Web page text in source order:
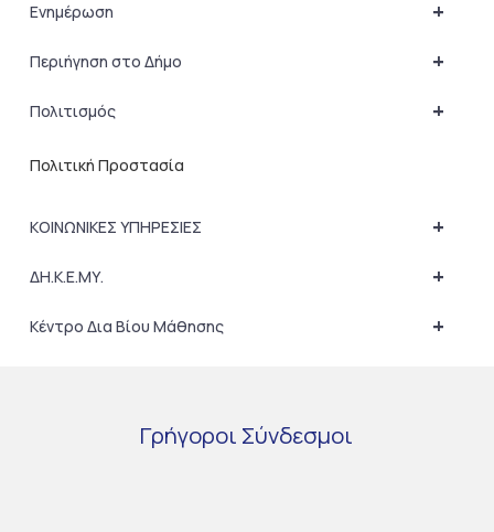
+
Ενημέρωση
+
Περιήγηση στο Δήμο
+
Πολιτισμός
Πολιτική Προστασία
+
ΚΟΙΝΩΝΙΚΕΣ ΥΠΗΡΕΣΙΕΣ
+
ΔΗ.Κ.Ε.ΜΥ.
+
Κέντρο Δια Βίου Μάθησης
Γρήγοροι Σύνδεσμοι